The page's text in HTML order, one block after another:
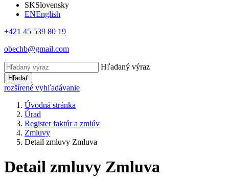
SKSlovensky
ENEnglish
+421 45 539 80 19
obechb@gmail.com
Hľadaný výraz
Hľadať
rozšírené vyhľadávanie
Úvodná stránka
Úrad
Register faktúr a zmlúv
Zmluvy
Detail zmluvy Zmluva
Detail zmluvy Zmluva